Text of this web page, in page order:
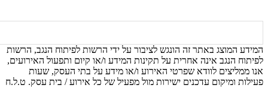
המידע המוצג באתר זה הונגש לציבור על ידי הרשות לפיתוח הנגב, הרשות
לפיתוח הנגב אינה אחרית על תקינות המידע ו/או קיום ותפעול האירועים,
אנו ממליצים לוודא שפרטי האירוע ו/או מידע על בתי העסק, שעות
פעילות ומיקום עדכנים ישירות מול מפעיל של כל אירוע / בית עסק. ט.ל.ח